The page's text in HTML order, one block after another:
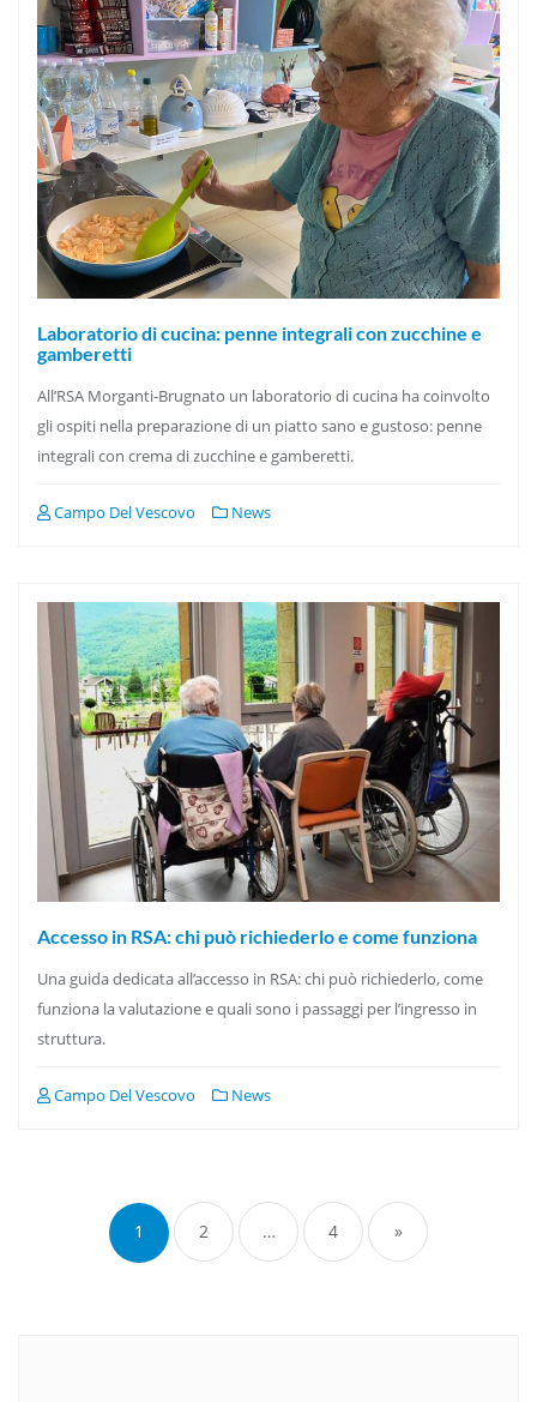
Laboratorio di cucina: penne integrali con zucchine e
gamberetti
All’RSA Morganti‑Brugnato un laboratorio di cucina ha coinvolto
gli ospiti nella preparazione di un piatto sano e gustoso: penne
integrali con crema di zucchine e gamberetti.
Campo Del Vescovo News
Accesso in RSA: chi può richiederlo e come funziona
Una guida dedicata all’accesso in RSA: chi può richiederlo, come
funziona la valutazione e quali sono i passaggi per l’ingresso in
struttura.
Campo Del Vescovo News
1 2 … 4 »